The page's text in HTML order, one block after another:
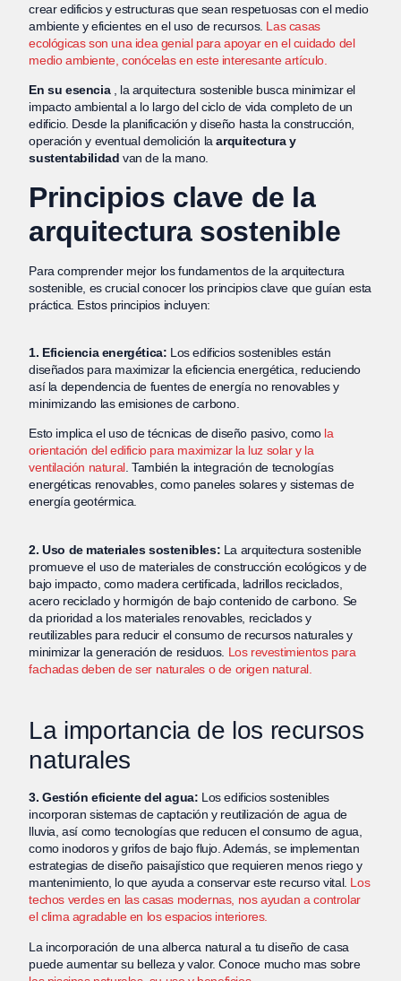
crear edificios y estructuras que sean respetuosas con el medio
ambiente y eficientes en el uso de recursos. Las casas
ecológicas son una idea genial para apoyar en el cuidado del
medio ambiente, conócelas en este interesante artículo.
En su esencia, la arquitectura sostenible busca minimizar el
impacto ambiental a lo largo del ciclo de vida completo de un
edificio. Desde la planificación y diseño hasta la construcción,
operación y eventual demolición laarquitectura y
sustentabilidad van de la mano.
Principios clave de la
arquitectura sostenible
Para comprender mejor los fundamentos de la arquitectura
sostenible, es crucial conocer los principios clave que guían esta
práctica. Estos principios incluyen:
1. Eficiencia energética: Los edificios sostenibles están
diseñados para maximizar la eficiencia energética, reduciendo
así la dependencia de fuentes de energía no renovables y
minimizando las emisiones de carbono.
Esto implica el uso de técnicas de diseño pasivo, como la
orientación del edificio para maximizar la luz solar y la
ventilación natural. También la integración de tecnologías
energéticas renovables, como paneles solares y sistemas de
energía geotérmica.
2. Uso de materiales sostenibles: La arquitectura sostenible
promueve el uso de materiales de construcción ecológicos y de
bajo impacto, como madera certificada, ladrillos reciclados,
acero reciclado y hormigón de bajo contenido de carbono. Se
da prioridad a los materiales renovables, reciclados y
reutilizables para reducir el consumo de recursos naturales y
minimizar la generación de residuos. Los revestimientos para
fachadas deben de ser naturales o de origen natural.
La importancia de los recursos
naturales
3. Gestión eficiente del agua: Los edificios sostenibles
incorporan sistemas de captación y reutilización de agua de
lluvia, así como tecnologías que reducen el consumo de agua,
como inodoros y grifos de bajo flujo. Además, se implementan
estrategias de diseño paisajístico que requieren menos riego y
mantenimiento, lo que ayuda a conservar este recurso vital. Los
techos verdes en las casas modernas, nos ayudan a controlar
el clima agradable en los espacios interiores.
La incorporación de una alberca natural a tu diseño de casa
puede aumentar su belleza y valor. Conoce mucho mas sobre